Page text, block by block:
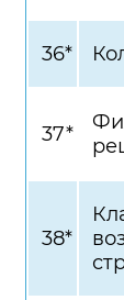
36*
37*
38*